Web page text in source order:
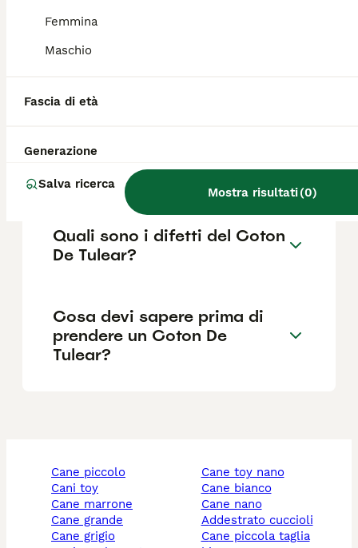
Femmina
Maschio
Fascia di età
Generazione
Salva ricerca
Mostra risultati(0)
dell'allevatore e la posizione.
Coton De Tulear?
Qual è il carattere del Coton
De Tulear?
Quali sono i difetti del Coton
De Tulear?
Cosa devi sapere prima di
prendere un Coton De
Tulear?
cane piccolo
cani toy
cane marrone
cane grande
cane grigio
cane toy nano
cane bianco
cane nano
addestrato cuccioli
cane piccola taglia